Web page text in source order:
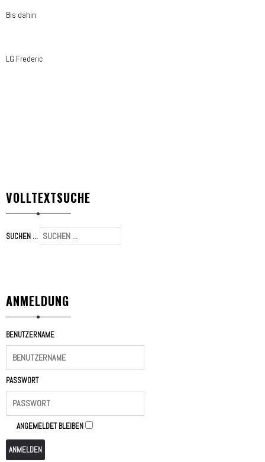
Bis dahin
LG Frederic
VOLLTEXTSUCHE
SUCHEN ...
ANMELDUNG
BENUTZERNAME
PASSWORT
ANGEMELDET BLEIBEN
ANMELDEN